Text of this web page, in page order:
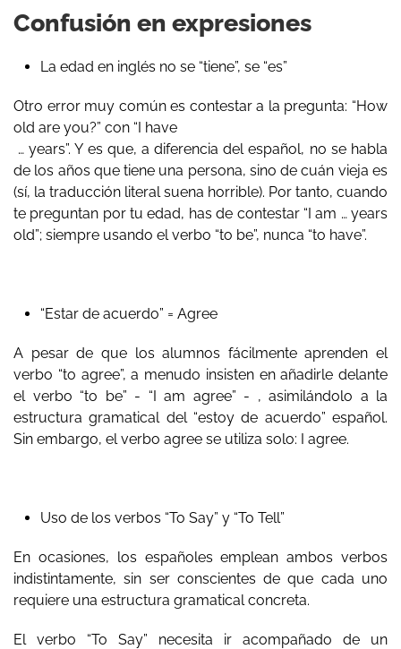
Confusión en expresiones
La edad en inglés no se “tiene”, se “es”
Otro error muy común es contestar a la pregunta: “How
old are you?” con “I have
… years”. Y es que, a diferencia del español, no se habla
de los años que tiene una persona, sino de cuán vieja es
(sí, la traducción literal suena horrible). Por tanto, cuando
te preguntan por tu edad, has de contestar “I am … years
old”; siempre usando el verbo “to be”, nunca “to have”.
“Estar de acuerdo” = Agree
A pesar de que los alumnos fácilmente aprenden el
verbo “to agree”, a menudo insisten en añadirle delante
el verbo “to be” - “I am agree” - , asimilándolo a la
estructura gramatical del “estoy de acuerdo” español.
Sin embargo, el verbo agree se utiliza solo: I agree.
Uso de los verbos “To Say” y “To Tell”
En ocasiones, los españoles emplean ambos verbos
indistintamente, sin ser conscientes de que cada uno
requiere una estructura gramatical concreta.
El verbo “To Say” necesita ir acompañado de un